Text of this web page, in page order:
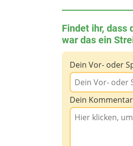
Findet ihr, dass
war das ein
Dein Vor- oder
Dein